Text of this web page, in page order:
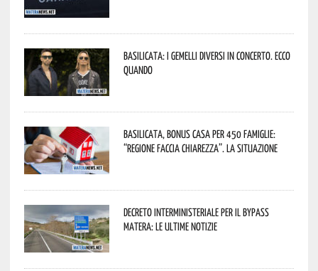
Basilicata: i Gemelli DiVersi in concerto. Ecco
quando
Basilicata, Bonus casa per 450 famiglie:
“Regione faccia chiarezza”. La situazione
Decreto interministeriale per il Bypass
Matera: le ultime notizie